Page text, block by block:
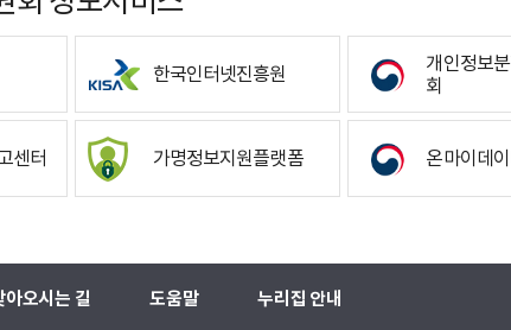
한국인터넷진흥원
개인정보
회
센터 가명정보지원플랫폼 온마이데
아오시는 길 도움말 누리집 안내